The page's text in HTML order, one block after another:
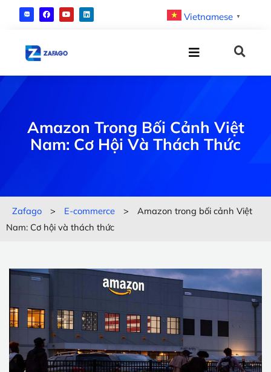
Vietnamese ▼
Amazon Trong Bối Cảnh Việt
Nam: Cơ Hội Và Thách Thức
Zafago > E-commerce >
Amazon trong bối cảnh Việt
Nam: Cơ hội và thách thức